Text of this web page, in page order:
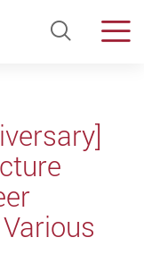
Open